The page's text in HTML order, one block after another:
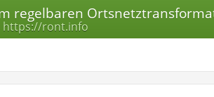
regelbaren
https://ront.info